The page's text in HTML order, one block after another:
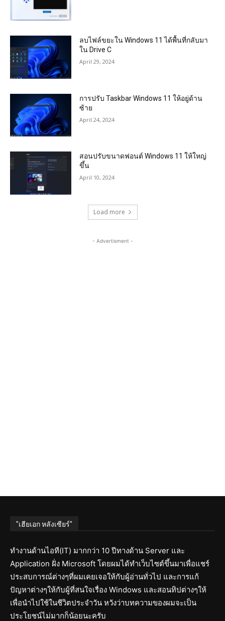
ลบไฟล์ขยะใน Windows 11 ได้พื้นที่กลับมา
ใน Drive C
April 29, 2024
การปรับ Taskbar Windows 11 ให้อยู่ด้าน
ซ้าย
April 24, 2024
สอนปรับขนาดฟอนต์ Windows 11 ให้ใหญ่
ขึ้น
April 10, 2024
Load more
- Advertisment -
"เฮียเอก หลังเซียร์"
ทำงานด้านไอที(IT) มากกว่า 10 ปีทางด้าน Server และ
Application ฝั่ง Microsoft โดยผมได้ทำเว็บไซต์ขึ้นมาเพื่อแชร์
ประสบการณ์ต่างๆที่ผมเคยเจอให้กับผู้อ่านทั่วไป และการแก้
ปัญหาต่างๆให้กับผู้ที่สนใจเรื่อง Windows และสอนทิปต่างๆให้
เพื่อนำไปใช้ในชีวิตประจำวัน หวังว่าบทความของผมจะเป็น
ประโยชน์ไม่มากก็น้อยนะครับ